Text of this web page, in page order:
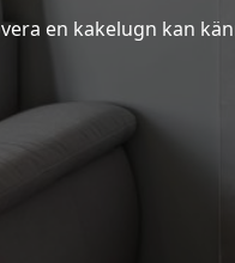
en kakelugn kan